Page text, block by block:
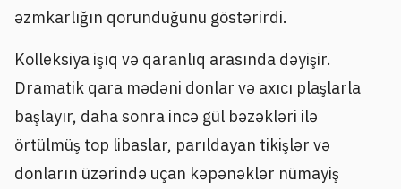
əzmkarlığın qorunduğunu göstərirdi.
Kolleksiya işıq və qaranlıq arasında dəyişir.
Dramatik qara mədəni donlar və axıcı plaşlarla
başlayır, daha sonra incə gül bəzəkləri ilə
örtülmüş top libaslar, parıldayan tikişlər və
donların üzərində uçan kəpənəklər nümayiş